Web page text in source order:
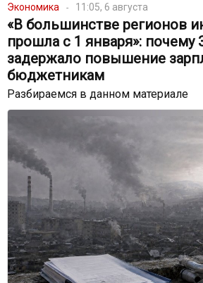
Экономика 11:05, 6 августа
«В большинстве регионов
прошла с 1 января»: почему
задержало повышение
бюджетникам
Разбираемся в данном материале